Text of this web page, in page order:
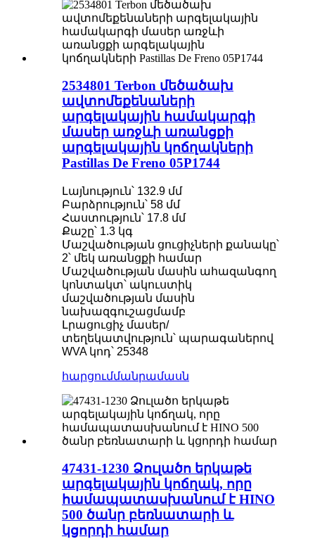
2534801 Terbon մեծածախ
ավտոմեքենաների
արգելակային համակարգի
մասեր առջևի առանցքի
արգելակային կոճղակների
Pastillas De Freno 05P1744
Լայնություն՝ 132.9 մմ
Բարձրություն՝ 58 մմ
Հաստություն՝ 17.8 մմ
Քաշը՝ 1.3 կգ
Մաշվածության ցուցիչների քանակը՝
2՝ մեկ առանցքի համար
Մաշվածության մասին ահազանգող
կոնտակտ՝ ակուստիկ
մաշվածության մասին
նախազգուշացմամբ
Լրացուցիչ մասեր/
տեղեկատվություն՝ պարագաներով
WVA կոդ՝ 25348
հարցումմանրամասն
47431-1230 Ձուլածո երկաթե
արգելակային կոճղակ, որը
համապատասխանում է HINO
500 ծանր բեռնատարի և
կցորդի համար